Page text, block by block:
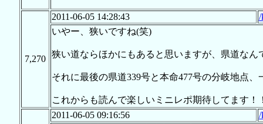
7,270
2011-06-05 14:28:43
/
いやー、狭いですね(笑)
狭い道ならほかにもあると思いますが、県道なん
それに最後の県道339号と本命477号の分岐地点
これからも読んで楽しいミニレポ期待してます！
2011-06-05 09:16:56
/